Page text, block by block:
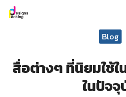
Skip
Blog
สื่อต่างๆ ที่นิยมใช้
ในปัจ